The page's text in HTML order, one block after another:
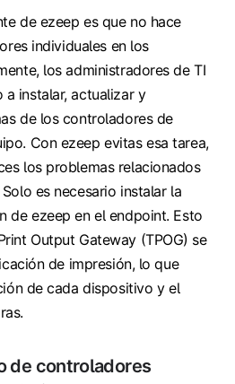
de ezeep es que no hace
individuales en los
los administradores de TI
instalar, actualizar y
de los controladores de
Con ezeep evitas esa tarea,
los problemas relacionados
es necesario instalar la
de ezeep en el endpoint. Esto
Output Gateway (TPOG) se
de impresión, lo que
de cada dispositivo y el
de controladores